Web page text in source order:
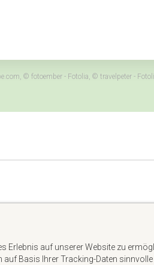
© fotoember - Fotolia, © travelpeter -
AGB
Erlebnis auf unserer Website zu
auf Basis Ihrer Tracking-Daten